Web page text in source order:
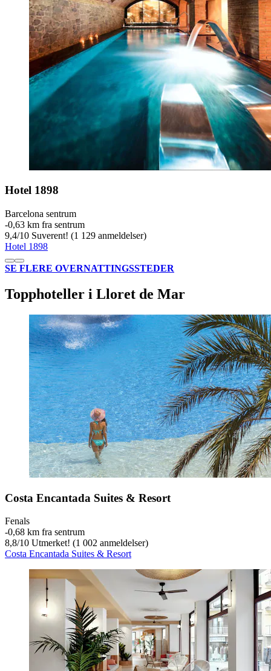
Hotel 1898
Barcelona sentrum
‐0,63 km fra sentrum
9,4/10 Suverent! (1 129 anmeldelser)
Hotel 1898
SE FLERE OVERNATTINGSSTEDER
Topphoteller i Lloret de Mar
Costa Encantada Suites & Resort
Fenals
‐0,68 km fra sentrum
8,8/10 Utmerket! (1 002 anmeldelser)
Costa Encantada Suites & Resort